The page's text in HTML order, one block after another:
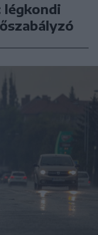
légkondi